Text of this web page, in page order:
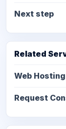
Next step
Related
Web Hosting
Request